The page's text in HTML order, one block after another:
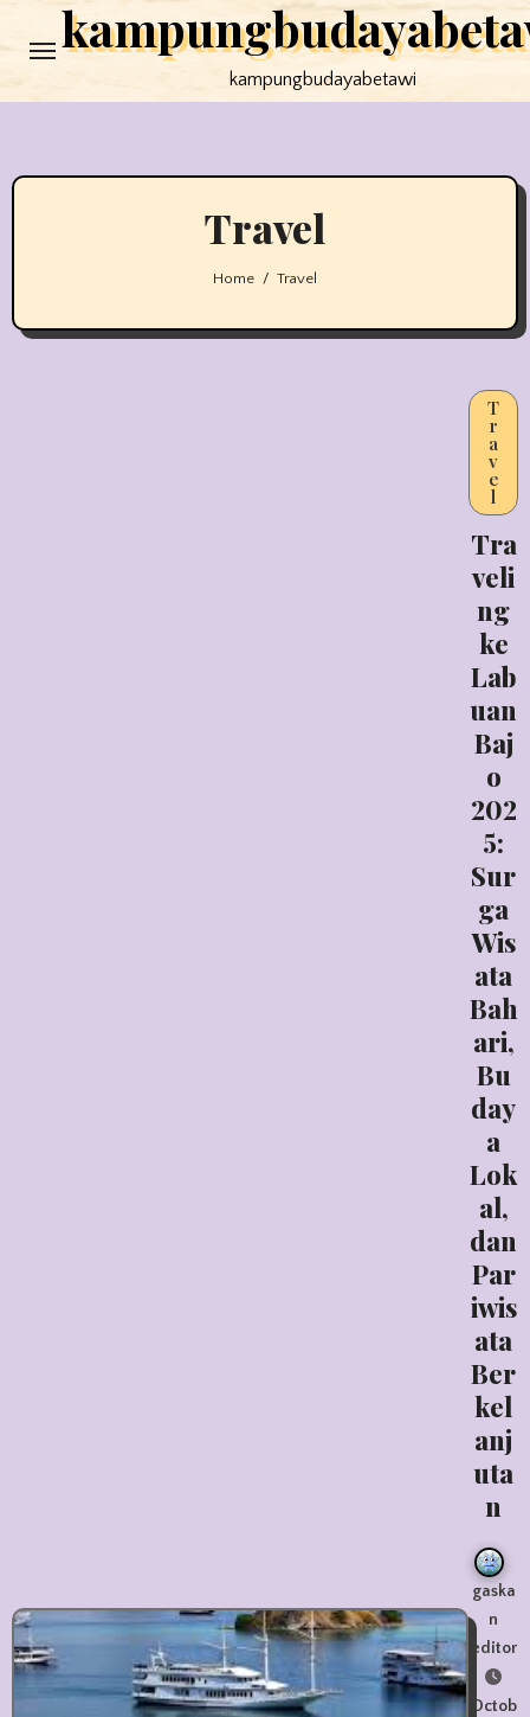
to
kampungbudayabetawi
Travel
Home Travel
T
r
a
v
e
l
Tra
veli
ng
ke
Lab
uan
Baj
o
202
5:
Sur
ga
Wis
ata
Bah
ari,
Bu
day
a
Lok
al,
dan
Par
iwis
ata
Ber
kel
anj
uta
n
gaska
n
editor
Octob